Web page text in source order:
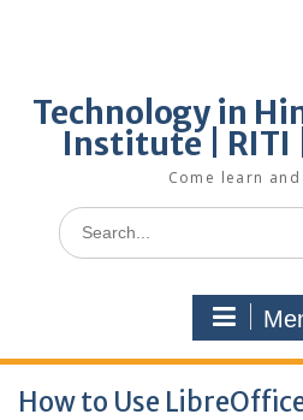
Technology in
Institute | RITI
Come learn
Search
for:
How to Use